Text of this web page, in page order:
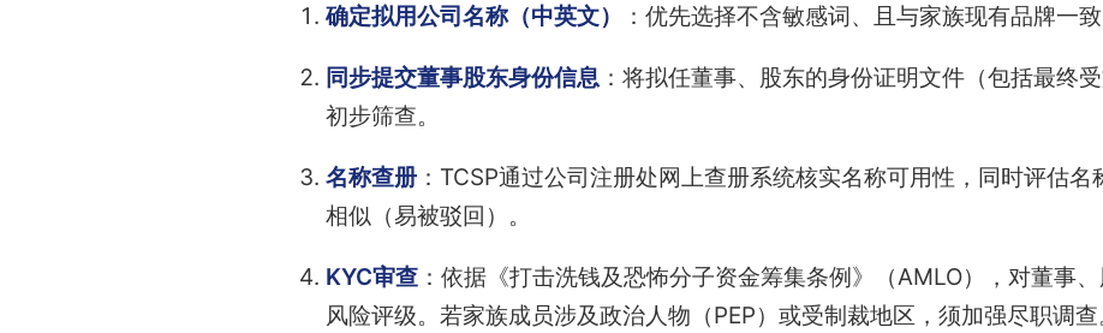
确定拟用公司名称（中英文） ：优先选择不含敏感词、且与家族现有品牌一致
同步提交董事股东身份信息：将拟任董事、股东的身份证明文件（包括最终
初步筛查。
名称查册：TCSP通过公司注册处网上查册系统核实名称可用性，同时评估名
相似（易被驳回）。
KYC审查：依据《打击洗钱及恐怖分子资金筹集条例》（AMLO），对董事
风险评级。若家族成员涉及政治人物（PEP）或受制裁地区，须加强尽职调查